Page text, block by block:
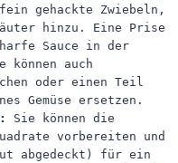
gehackte Zwiebeln,
hinzu. Eine Prise
Sauce in der
können auch
oder einen Teil
Gemüse ersetzen.
Sie können die
vorbereiten und
abgedeckt) für ein